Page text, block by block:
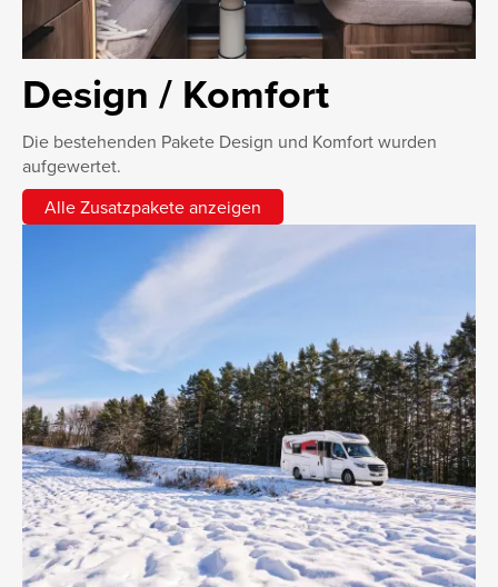
Design / Komfort
Die bestehenden Pakete Design und Komfort wurden
aufgewertet.
Alle Zusatzpakete anzeigen